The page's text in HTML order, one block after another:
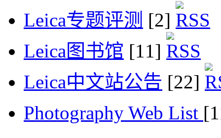
Leica专题评测 [2]
Leica图书馆 [11]
Leica中文站公告 [22]
Photography Web List